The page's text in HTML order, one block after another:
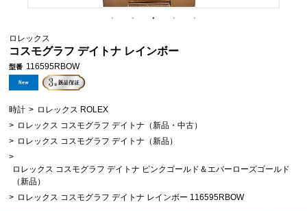
ロレックス
コスモグラフ デイトナ レインボー
型番 116595RBOW
時計 > ロレックス ROLEX
> ロレックス コスモグラフ デイトナ（新品・中古）
> ロレックス コスモグラフ デイトナ（新品）
>
ロレックス コスモグラフ デイトナ ピンクゴールド＆エバーローズゴールド
（新品）
> ロレックス コスモグラフ デイトナ レインボー 116595RBOW